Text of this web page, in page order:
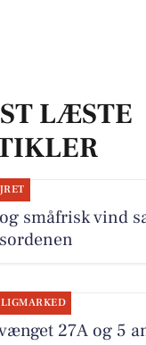
LÆSTE
småfrisk vind
27A og 5